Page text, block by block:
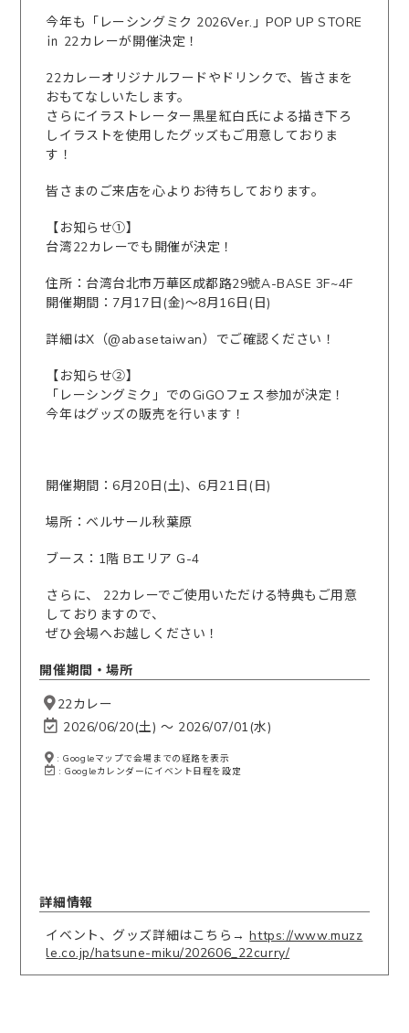
今年も「レーシングミク 2026Ver.」POP UP STORE
㏌ 22カレーが開催決定！
22カレーオリジナルフードやドリンクで、皆さまを
おもてなしいたします。
さらにイラストレーター黒星紅白氏による描き下ろ
しイラストを使用したグッズもご用意しておりま
す！
皆さまのご来店を心よりお待ちしております。
【お知らせ①】
台湾22カレーでも開催が決定！
住所：台湾台北市万華区成都路29號A-BASE 3F~4F
開催期間：7月17日(金)～8月16日(日)
詳細はX（@abasetaiwan）でご確認ください！
【お知らせ②】
「レーシングミク」でのGiGOフェス参加が決定！
今年はグッズの販売を行います！
開催期間：6月20日(土)、6月21日(日)
場所：ベルサール秋葉原
ブース：1階 Bエリア G-4
さらに、 22カレーでご使用いただける特典もご用意
しておりますので、
ぜひ会場へお越しください！
開催期間・場所
22カレー
2026/06/20(土) 〜 2026/07/01(水)
: Googleマップで会場までの経路を表示
: Googleカレンダーにイベント日程を設定
詳細情報
イベント、グッズ詳細はこちら→https://www.muzz
le.co.jp/hatsune-miku/202606_22curry/